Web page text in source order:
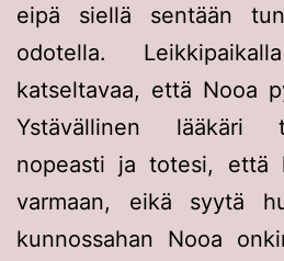
eipä siellä sentään
odotella.
katseltavaa, että Nooa
Ystävällinen lääkäri
nopeasti ja totesi, että
varmaan, eikä syytä
kunnossahan Nooa